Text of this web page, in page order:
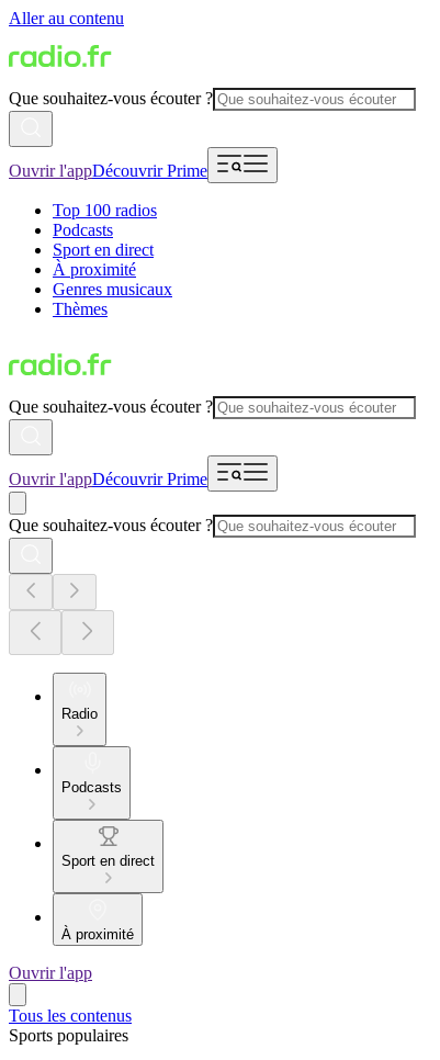
Aller au contenu
Que souhaitez-vous écouter ?
Ouvrir l'appDécouvrir Prime
Top 100 radios
Podcasts
Sport en direct
À proximité
Genres musicaux
Thèmes
Que souhaitez-vous écouter ?
Ouvrir l'appDécouvrir Prime
Que souhaitez-vous écouter ?
Radio
Podcasts
Sport en direct
À proximité
Ouvrir l'app
Tous les contenus
Sports populaires